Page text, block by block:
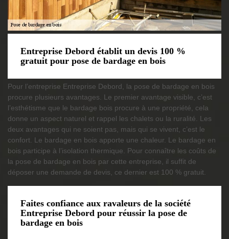
Entreprise Debord établit un devis 100 %
gratuit pour pose de bardage en bois
Pour l’entreprise Entreprise Debord, la pose de bardage en bois
procure plusieurs avantages. Le premier avantage visible, c’est
l’esthétisme que le bardage bois procure à une propriété, cela
donne un aspect naturel et rappel les chalets ou la ruralité. Les
deux avantages qui ne soient pas, mais qui se vivent, c’est le
confort. Le bardage en bois apporte une chaleur. Le bardage en
bois participe à l’isolation thermique. Pour connaître les coûts de
la pose de bardage en bois par cette entreprise, il suffit de
déposer une demande de devis, ce dernier est 100 % gratuit.
Faites confiance aux ravaleurs de la société
Entreprise Debord pour réussir la pose de
bardage en bois